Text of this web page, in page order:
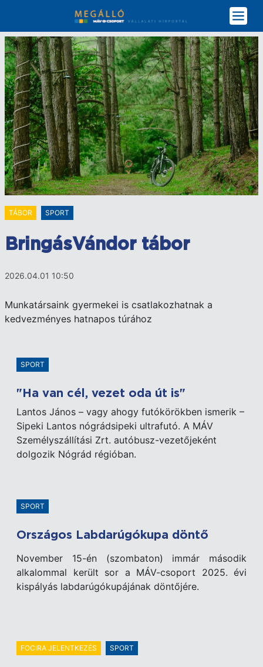
tartalomra
TÁBOR SPORT
BringásVándor tábor
2026.04.01 10:50
Munkatársaink gyermekei is csatlakozhatnak a
kedvezményes hatnapos túrához
SPORT
"Ha van cél, vezet oda út is"
Lantos János – vagy ahogy futókörökben ismerik –
Sipeki Lantos nógrádsipeki ultrafutó. A MÁV
Személyszállítási Zrt. autóbusz-vezetőjeként
dolgozik Nógrád régióban.
SPORT
Országos Labdarúgókupa döntő
November 15-én (szombaton) immár második
alkalommal került sor a MÁV-csoport 2025. évi
kispályás labdarúgókupájának döntőjére.
FOCIRA JELENTKEZÉS SPORT